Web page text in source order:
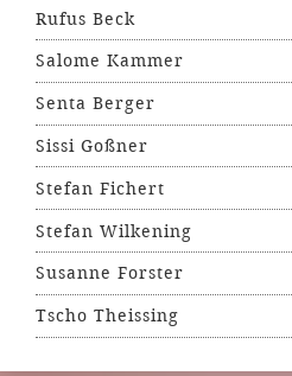
Rufus Beck
Salome Kammer
Senta Berger
Sissi Goßner
Stefan Fichert
Stefan Wilkening
Susanne Forster
Tscho Theissing